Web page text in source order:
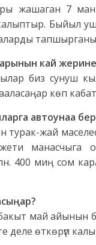
жашаган 7
Быйыл
кай
биз сунуш
көп
автоунаа
турак-жай
манасчыга
400 миң сом
май айынын
деле өткөрүп